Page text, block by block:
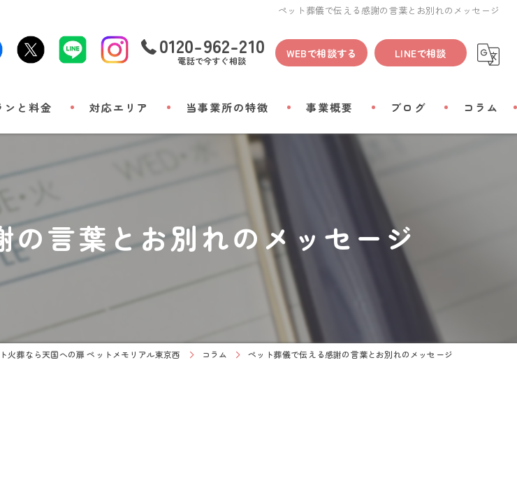
ペット葬儀で伝える感謝の言葉とお別れのメッセージ
0120-962-210
電話で今すぐ相談
WEBで相談する LINEで相談
ンと料金 対応エリア 当事業所の特徴
立ち会い
事業概要 ブログ コラム
言葉とお別れのメッセージ
火葬なら天国への扉 ペットメモリアル東京西 コラム ペット葬儀で伝える感謝の言葉とお別れのメッセージ